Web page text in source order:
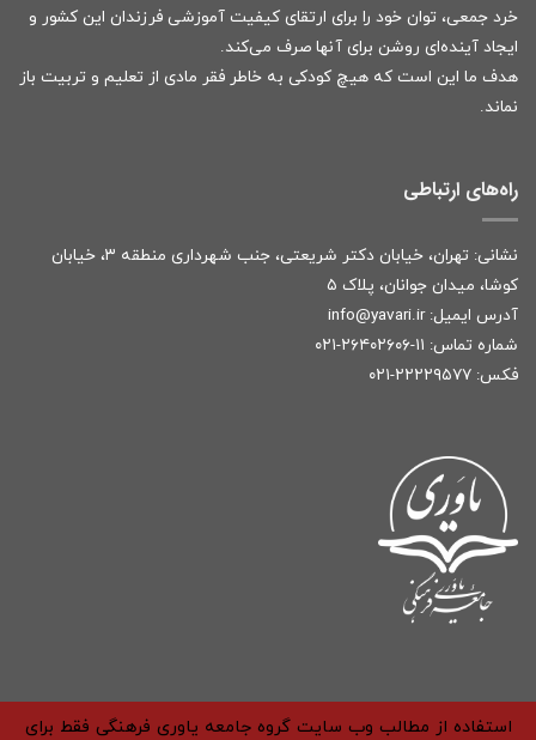
خرد جمعی، توان خود را برای ارتقای کیفیت آموزشی فرزندان این کشور و
ایجاد آینده‌ای روشن برای آنها صرف می‌کند.
هدف ما این است که هیچ کودکی به خاطر فقر مادی از تعلیم و تربیت باز
نماند.
راه‌های ارتباطی
نشانی: تهران، خیابان دکتر شریعتی، جنب شهرداری منطقه ۳، خیابان
کوشا، میدان جوانان، پلاک ۵
آدرس ایمیل: info@yavari.ir
شماره تماس: ۱۱-۲۶۴۰۲۶۰۶-۰۲۱
فکس: ۲۲۲۲۹۵۷۷-۰۲۱
استفاده از مطالب وب سایت گروه جامعه یاوری فرهنگی فقط برای